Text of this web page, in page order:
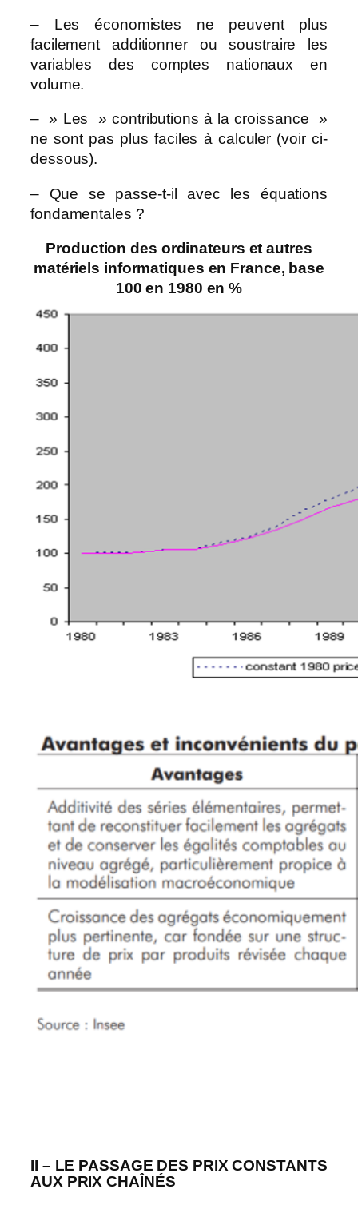
– Les économistes ne peuvent plus
facilement additionner ou soustraire les
variables des comptes nationaux en
volume.
– » Les » contributions à la croissance »
ne sont pas plus faciles à calculer (voir ci-
dessous).
– Que se passe-t-il avec les équations
fondamentales ?
Production des ordinateurs et autres
matériels informatiques en France, base
100 en 1980 en %
II – LE PASSAGE DES PRIX CONSTANTS
AUX PRIXCHAÎNÉS